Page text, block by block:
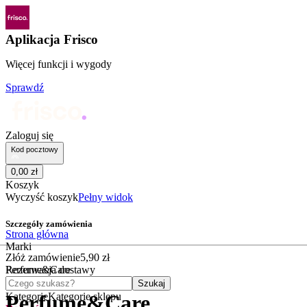
Aplikacja Frisco
Więcej funkcji i wygody
Sprawdź
Zaloguj się
Kod pocztowy
0,00 zł
Koszyk
Wyczyść koszykPełny widok
Szczegóły zamówienia
Złóż zamówienie5,90 zł
Rezerwacja dostawy
Czego szukasz?
Szukaj
KategorieKategorie sklepu
Strona główna
Marki
Perfume&Care